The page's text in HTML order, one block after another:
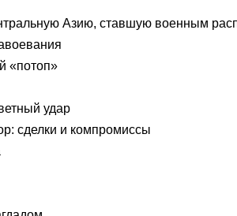
Азию, ставшую военным
«потоп»
удар
сделки и компромиссы